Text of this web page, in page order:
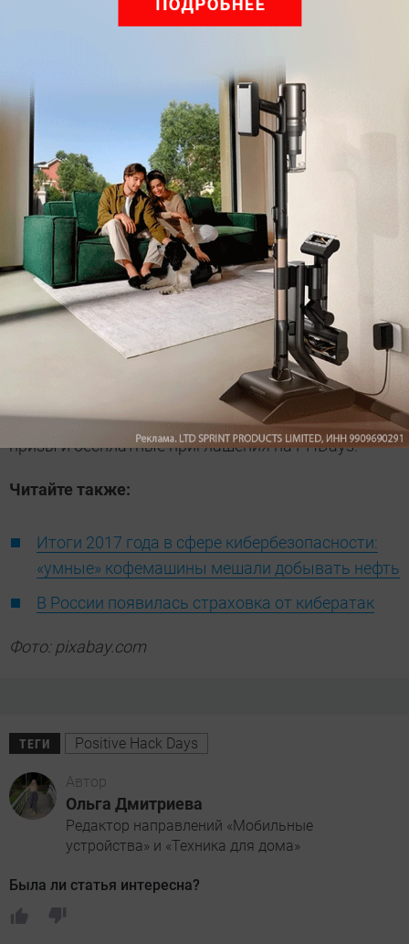
Все желающие могут попробовать свои силы в
найти и проэксплуатировать уязвимости в смарт-
контрактах блокчейна Ethereum. За прохождение
каждого задания участники будут получать баллы,
и победителем становится тот, кто наберет баллов
больше всех. Смарт-контракты будут
расположены в тестовой сети Ropsten, участникам
потребуется локальный клиент Ethereum либо
расширение для браузера (MetaMask). За 1-е место
обещают эфир (эквивалент 1000 $), за 2-е место —
криптокошелек Ledger Nano S, за 3-е — сувениры от
организаторов.
Напоминаем, что за несколько недель до форума
пройдут онлайн-конкурсы
HackQuest и
«Конкурентная разведка». На кону памятные
призы и бесплатные приглашения на PHDays.
Читайте также:
Итоги 2017 года в сфере кибербезопасности:
«умные» кофемашины мешали добывать нефть
В России появилась страховка от кибератак
Фото: pixabay.com
ТЕГИ Positive Hack Days
Автор
Ольга Дмитриева
Редактор направлений «Мобильные
устройства» и «Техника для дома»
Была ли статья интересна?